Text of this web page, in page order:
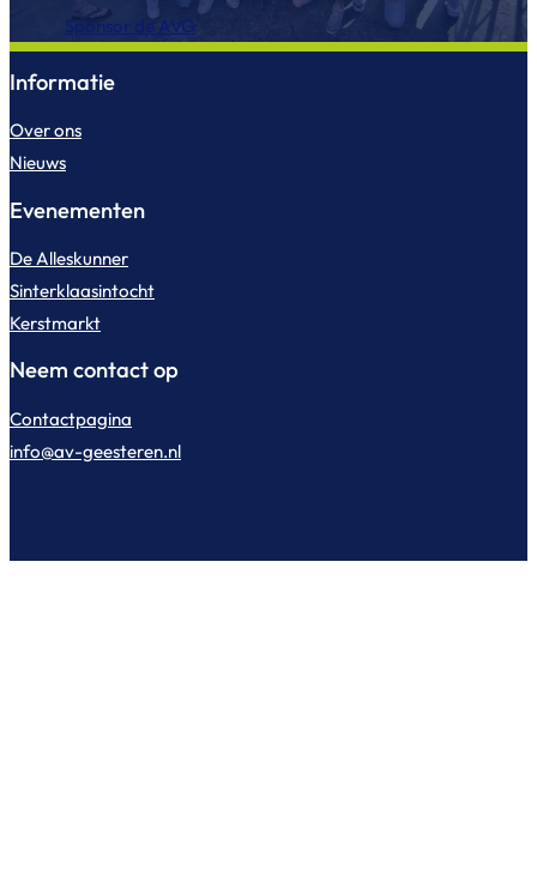
Sponsor de AVG
Informatie
Over ons
Nieuws
Evenementen
De Alleskunner
Sinterklaasintocht
Kerstmarkt
Neem contact op
Contactpagina
info@av-geesteren.nl